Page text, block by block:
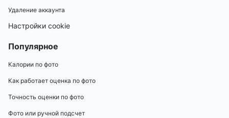
Удаление аккаунта
Настройки cookie
Популярное
Калории по фото
Как работает оценка по фото
Точность оценки по фото
Фото или ручной подсчет